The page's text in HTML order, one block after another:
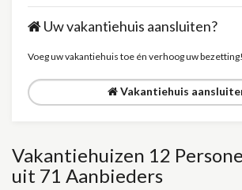
Uw vakantiehuis aansluiten?
Voeg uw vakantiehuis toe én verhoog uw bezetting!
Vakantiehuis
Vakantiehuizen 12
uit 71 Aanbieders